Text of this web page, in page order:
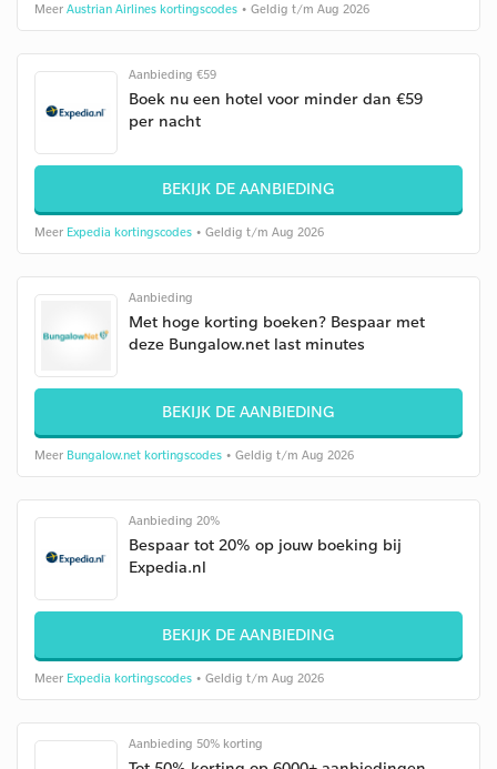
Meer Austrian Airlines kortingscodes • Geldig t/m Aug 2026
Aanbieding €59
Boek nu een hotel voor minder dan €59
per nacht
BEKIJK DE AANBIEDING
Meer Expedia kortingscodes • Geldig t/m Aug 2026
Aanbieding
Met hoge korting boeken? Bespaar met
deze Bungalow.net last minutes
BEKIJK DE AANBIEDING
Meer Bungalow.net kortingscodes • Geldig t/m Aug 2026
Aanbieding 20%
Bespaar tot 20% op jouw boeking bij
Expedia.nl
BEKIJK DE AANBIEDING
Meer Expedia kortingscodes • Geldig t/m Aug 2026
Aanbieding 50% korting